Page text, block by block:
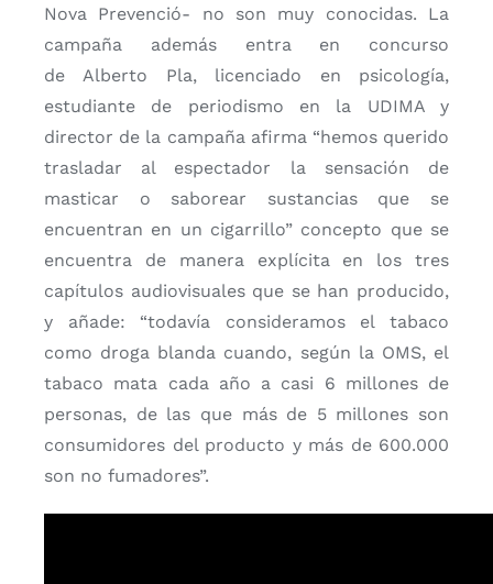
Nova Prevenció- no son muy conocidas. La
campaña además entra en concurso
de Alberto Pla, licenciado en psicología,
estudiante de periodismo en la UDIMA y
director de la campaña afirma “hemos querido
trasladar al espectador la sensación de
masticar o saborear sustancias que se
encuentran en un cigarrillo” concepto que se
encuentra de manera explícita en los tres
capítulos audiovisuales que se han producido,
y añade: “todavía consideramos el tabaco
como droga blanda cuando, según la OMS, el
tabaco mata cada año a casi 6 millones de
personas, de las que más de 5 millones son
consumidores del producto y más de 600.000
son no fumadores”.